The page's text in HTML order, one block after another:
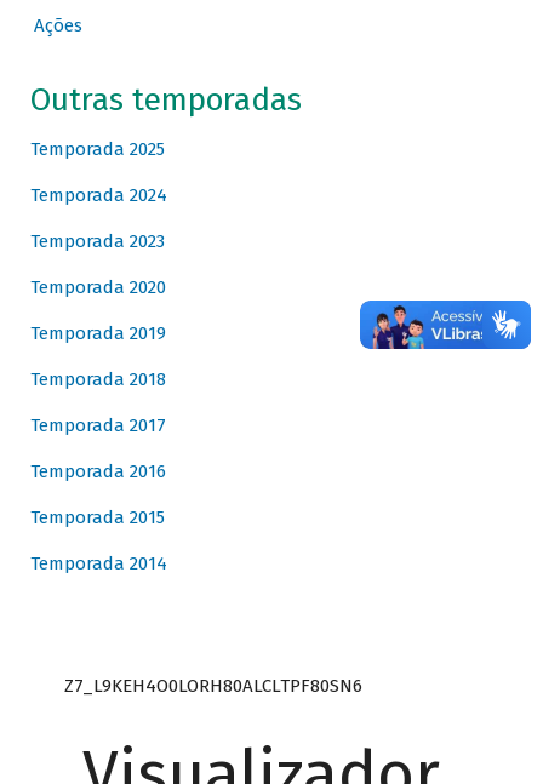
Ações
Outras temporadas
Temporada 2025
Temporada 2024
Temporada 2023
Temporada 2020
Temporada 2019
Temporada 2018
Temporada 2017
Temporada 2016
Temporada 2015
Temporada 2014
Z7_L9KEH4O0LORH80ALCLTPF80SN6